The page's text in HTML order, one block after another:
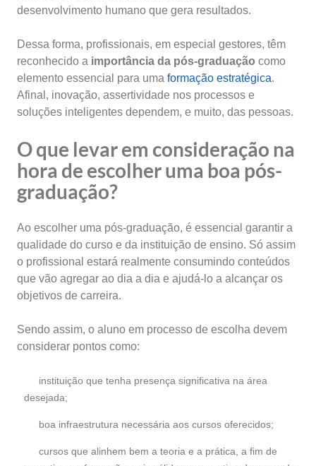
desenvolvimento humano que gera resultados.
Dessa forma, profissionais, em especial gestores, têm
reconhecido a importância da pós-graduação como
elemento essencial para uma formação estratégica.
Afinal, inovação, assertividade nos processos e
soluções inteligentes dependem, e muito, das pessoas.
O que levar em consideração na
hora de escolher uma boa pós-
graduação?
Ao escolher uma pós-graduação, é essencial garantir a
qualidade do curso e da instituição de ensino. Só assim
o profissional estará realmente consumindo conteúdos
que vão agregar ao dia a dia e ajudá-lo a alcançar os
objetivos de carreira.
Sendo assim, o aluno em processo de escolha devem
considerar pontos como:
instituição que tenha presença significativa na área
desejada;
boa infraestrutura necessária aos cursos oferecidos;
cursos que alinhem bem a teoria e a prática, a fim de